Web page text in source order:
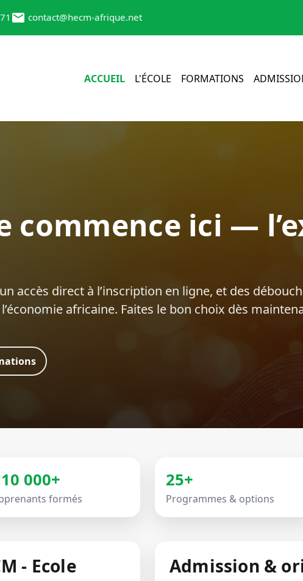
contact@hecm-afrique.net
ACCUEIL L'ÉCOLE FORMATIONS
commence ici —
accès direct à l’inscription en ligne, et des
africaine. Faites le bon choix dès
000+
formés
25+
Programmes & options
- Ecole
Admission &